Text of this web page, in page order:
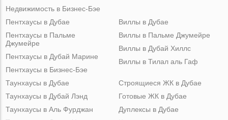
Недвижимость в Бизнес-Бэе
Пентхаусы в Дубае
Пентхаусы в Пальме
Джумейре
Пентхаусы в Дубай Марине
Пентхаусы в Бизнес-Бэе
Виллы в Дубае
Виллы в Пальме Джумейре
Виллы в Дубай Хиллс
Виллы в Тилал аль Гаф
Таунхаусы в Дубае
Таунхаусы в Дубай Лэнд
Таунхаусы в Аль Фурджан
Строящиеся ЖК в Дубае
Готовые ЖК в Дубае
Дуплексы в Дубае